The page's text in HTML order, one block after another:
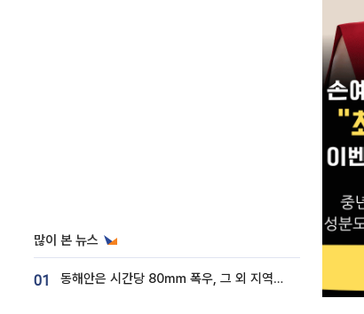
많이 본 뉴스
01 동해안은 시간당 80㎜ 폭우, 그 외 지역은 폭염…‘극과 극 날씨’